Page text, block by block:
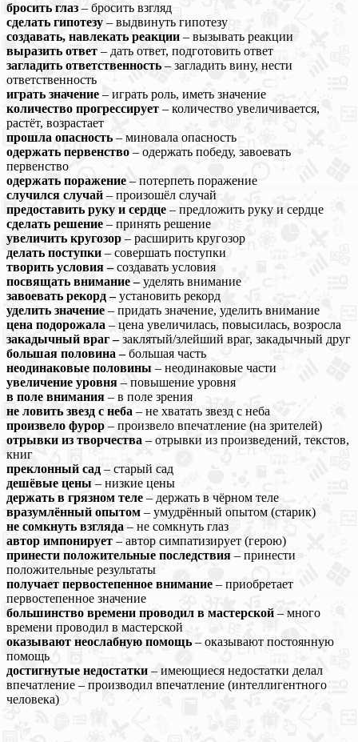
бросить глаз– бросить взгляд
сделать гипотезу – выдвинуть гипотезу
создавать, навлекать реакции – вызывать реакции
выразить ответ – дать ответ, подготовить ответ
загладить ответственность– загладить вину, нести
ответственность
играть значение – играть роль, иметь значение
количество прогрессирует – количество увеличивается,
растёт, возрастает
прошла опасность – миновала опасность
одержать первенство – одержать победу, завоевать
первенство
одержать поражение– потерпеть поражение
случился случай – произошёл случай
предоставить руку и сердце – предложить руку и сердце
сделать решение – принять решение
увеличить кругозор– расширить кругозор
делать поступки– совершать поступки
творить условия –создавать условия
посвящать внимание –уделять внимание
завоевать рекорд –установить рекорд
уделить значение– придать значение, уделить внимание
цена подорожала – цена увеличилась, повысилась, возросла
закадычный враг –заклятый/злейший враг, закадычный друг
большая половина –большая часть
неодинаковые половины – неодинаковые части
увеличение уровня– повышение уровня
в поле внимания – в поле зрения
не ловить звезд с неба – не хватать звезд с неба
произвело фурор– произвело впечатление (на зрителей)
отрывки из творчества – отрывки из произведений, текстов,
книг
преклонный сад – старый сад
дешёвые цены – низкие цены
держать в грязном теле – держать в чёрном теле
вразумлённый опытом – умудрённый опытом (старик)
не сомкнуть взгляда – не сомкнуть глаз
автор импонирует – автор симпатизирует (герою)
принести положительные последствия – принести
положительные результаты
получает первостепенное внимание – приобретает
первостепенное значение
большинство времени проводил в мастерской – много
времени проводил в мастерской
оказывают неослабную помощь – оказывают постоянную
помощь
достигнутые недостатки – имеющиеся недостатки делал
впечатление – производил впечатление (интеллигентного
человека)